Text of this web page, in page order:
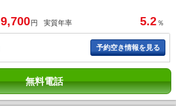
9,700円 実質年率 5.2 ％
予約空き情報を見る
無料電話